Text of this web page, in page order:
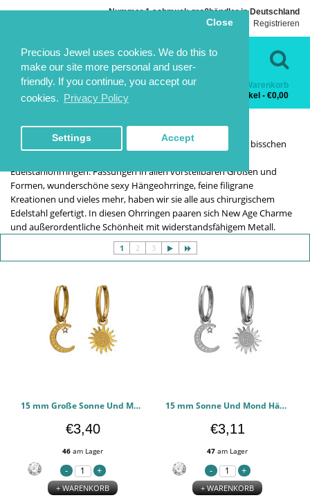
Precious Jewel uses cookies. We do this to
make our site more personal and user-
friendly. If you continue, you accept our
cookies. Privacy Policy
Close
Settings Accept
Nummer 1 schmuck großhändler in Deutschland
Einloggen
Registrieren
Kategorien
Warenkorb
0 Artikel - €0,00
HOME STAHL UND TITAN OHRRINGE
OHRRINGE
Sie suchen ein Paar Ohrringe für die Ewigkeit und noch ein bisschen
Edelstahlohrringen. Fassungen in allen vorstellbaren Größen und
Formen, wunderschöne sexy Hängeohrringe, feine filigrane
Kreationen und vieles mehr, haben wir sie alle aus chirurgischem
Edelstahl gefertigt. In diesen Ohrringen paaren sich New Age Charme
und außerordentliche Schönheit mit widerstandsfähigem Metall.
1 2 3
15 mm Große Sonne Und Mond Hängen An Einem Goldfarbenen Creolenring - 316l chirurgischen Edelstahl Ohrringe PCJW51448
€3,40
46 am Lager
+ WARENKORB
15 mm Sonne Und Mond Hängen An Einem Reifen - 316l chirurgischen Edelstahl Ohrringe PCJW51447
€3,11
47 am Lager
+ WARENKORB